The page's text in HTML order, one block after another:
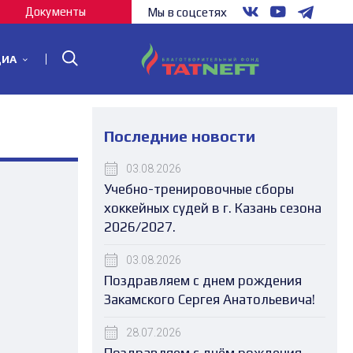
Документы Мы в соцсетях
Последние новости
03.08.2026
Учебно-тренировочные сборы
хоккейных судей в г. Казань сезона
2026/2027.
03.08.2026
Поздравляем с днем рождения
Закамского Сергея Анатольевича!
28.07.2026